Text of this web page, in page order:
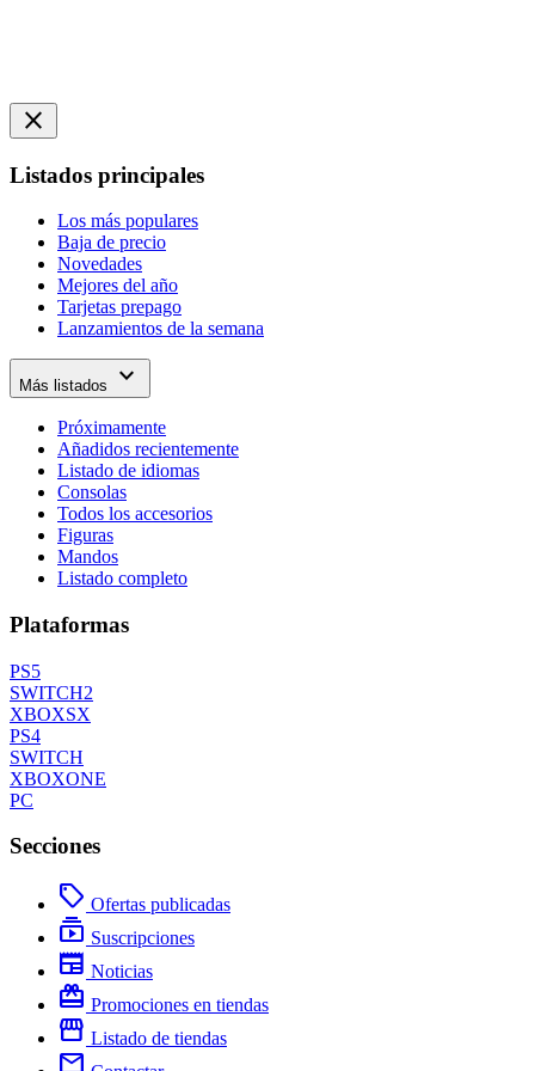
close
Listados principales
Los más populares
Baja de precio
Novedades
Mejores del año
Tarjetas prepago
Lanzamientos de la semana
Más listados expand_more
Próximamente
Añadidos recientemente
Listado de idiomas
Consolas
Todos los accesorios
Figuras
Mandos
Listado completo
Plataformas
PS5
SWITCH2
XBOXSX
PS4
SWITCH
XBOXONE
PC
Secciones
local_offer Ofertas publicadas
subscriptions Suscripciones
newspaper Noticias
redeem Promociones en tiendas
storefront Listado de tiendas
mail